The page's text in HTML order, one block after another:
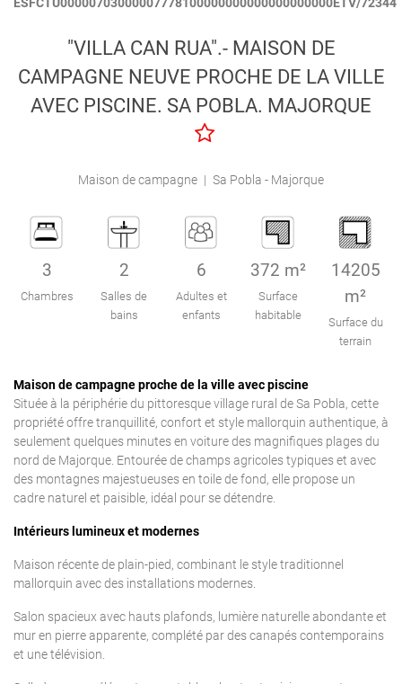
Attention au client
"VILLA CAN RUA".- MAISON DE
CAMPAGNE NEUVE PROCHE DE LA VILLE
AVEC PISCINE. SA POBLA. MAJORQUE
Maison de campagne | Sa Pobla - Majorque
3
Chambres
2
Salles de
bains
6
Adultes et
enfants
372 m²
Surface
habitable
14205
m²
Surface du
terrain
Maison de campagne proche de la ville avec piscine
Située à la périphérie du pittoresque village rural de Sa Pobla, cette
propriété offre tranquillité, confort et style mallorquin authentique, à
seulement quelques minutes en voiture des magnifiques plages du
nord de Majorque. Entourée de champs agricoles typiques et avec
des montagnes majestueuses en toile de fond, elle propose un
cadre naturel et paisible, idéal pour se détendre.
Intérieurs lumineux et modernes
Maison récente de plain-pied, combinant le style traditionnel
mallorquin avec des installations modernes.
Salon spacieux avec hauts plafonds, lumière naturelle abondante et
mur en pierre apparente, complété par des canapés contemporains
et une télévision.